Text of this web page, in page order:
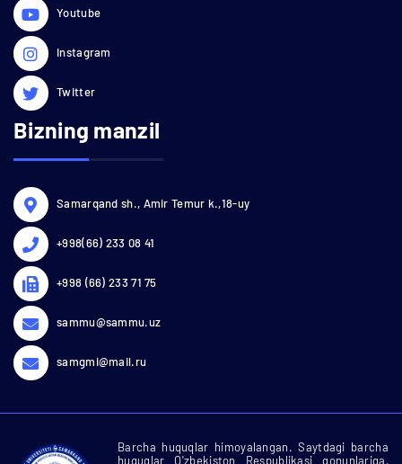
Youtube
Instagram
Twitter
Bizning manzil
Samarqand sh., Amir Temur k.,18-uy
+998(66) 233 08 41
+998 (66) 233 71 75
sammu@sammu.uz
samgmi@mail.ru
Barcha huquqlar himoyalangan. Saytdagi barcha
huquqlar O'zbekiston Respublikasi qonunlariga,